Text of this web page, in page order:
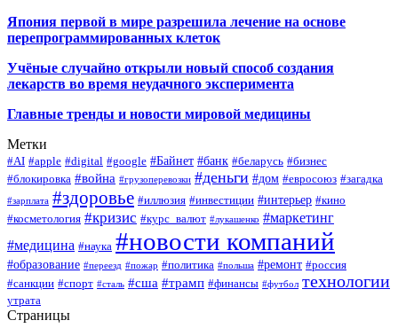
Япония первой в мире разрешила лечение на основе
перепрограммированных клеток
Учёные случайно открыли новый способ создания
лекарств во время неудачного эксперимента
Главные тренды и новости мировой медицины
Метки
#AI #apple #digital #google #Байнет #банк #беларусь #бизнес
#блокировка #война #грузоперевозки #деньги #дом #евросоюз #загадка
#зарплата #здоровье #иллюзия #инвестиции #интерьер #кино
#косметология #кризис #курс_валют #лукашенко #маркетинг
#медицина #наука #новости компаний
#образование #переезд #пожар #политика #польша #ремонт #россия
#санкции #спорт #сталь #сша #трамп #финансы #футбол технологии
утрата
Страницы